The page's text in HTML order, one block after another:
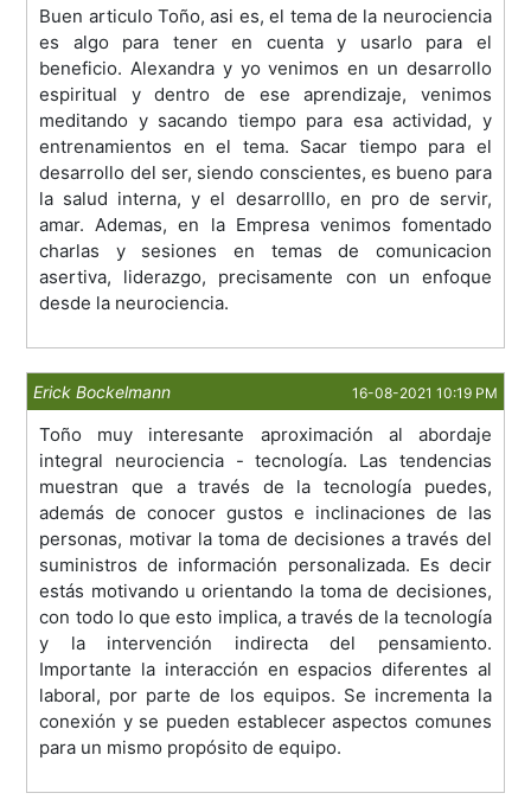
Buen articulo Toño, asi es, el tema de la neurociencia
es algo para tener en cuenta y usarlo para el
beneficio. Alexandra y yo venimos en un desarrollo
espiritual y dentro de ese aprendizaje, venimos
meditando y sacando tiempo para esa actividad, y
entrenamientos en el tema. Sacar tiempo para el
desarrollo del ser, siendo conscientes, es bueno para
la salud interna, y el desarrolllo, en pro de servir,
amar. Ademas, en la Empresa venimos fomentado
charlas y sesiones en temas de comunicacion
asertiva, liderazgo, precisamente con un enfoque
desde la neurociencia.
Erick Bockelmann 16-08-2021 10:19 PM
Toño muy interesante aproximación al abordaje
integral neurociencia - tecnología. Las tendencias
muestran que a través de la tecnología puedes,
además de conocer gustos e inclinaciones de las
personas, motivar la toma de decisiones a través del
suministros de información personalizada. Es decir
estás motivando u orientando la toma de decisiones,
con todo lo que esto implica, a través de la tecnología
y la intervención indirecta del pensamiento.
Importante la interacción en espacios diferentes al
laboral, por parte de los equipos. Se incrementa la
conexión y se pueden establecer aspectos comunes
para un mismo propósito de equipo.